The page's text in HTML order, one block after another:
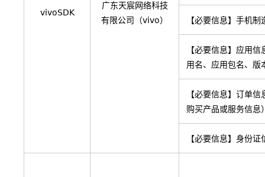
vivoSDK
广东天宸网络科技
有限公司（vivo）
【必要信息】手机制
【必要信息】应用
用名、应用包名、版
【必要信息】订单
购买产品或服务信息
【必要信息】身份证